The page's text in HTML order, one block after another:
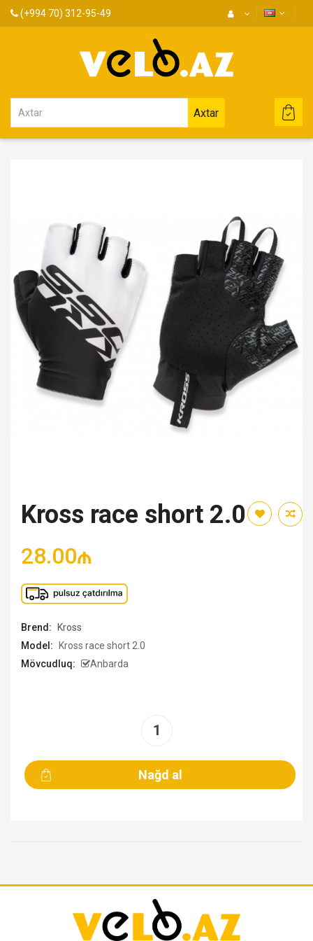
(+994 70) 312-95-49
Axtar
Kross race short 2.0
28.00₼
Brend:
Kross
Model:
Kross race short 2.0
Mövcudluq:
Anbarda